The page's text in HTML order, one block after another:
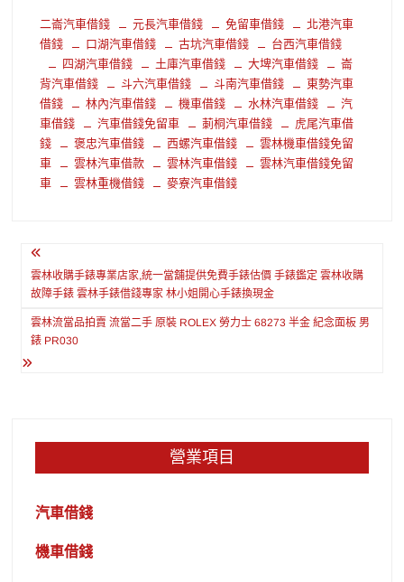
二崙汽車借錢 元長汽車借錢 免留車借錢
北港汽車
借錢
口湖汽車借錢 古坑汽車借錢
台西汽車借錢
四湖汽車借錢
土庫汽車借錢 大埤汽車借錢
崙
背汽車借錢
斗六汽車借錢 斗南汽車借錢
東勢汽車
借錢
林內汽車借錢 機車借錢 水林汽車借錢
汽
車借錢
汽車借錢免留車 莿桐汽車借錢
虎尾汽車借
錢
褒忠汽車借錢 西螺汽車借錢
雲林機車借錢免留
車
雲林汽車借款 雲林汽車借錢
雲林汽車借錢免留
車
雲林重機借錢 麥寮汽車借錢
文
章
導
覽
雲林收購手錶專業店家,統一當舖提供免費手錶估價 手錶鑑定 雲林收購
故障手錶 雲林手錶借錢專家 林小姐開心手錶換現金
雲林流當品拍賣 流當二手 原裝 ROLEX 勞力士 68273 半金 紀念面板 男
錶 PR030
營業項目
汽車借錢
機車借錢